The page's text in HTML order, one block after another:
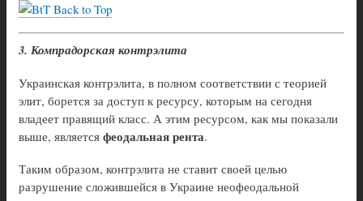
Back to Top
3. Компрадорская контрэлита
Украинская контрэлита, в полном соответствии с теорией
элит, борется за доступ к ресурсу, которым на сегодня
владеет правящий класс. А этим ресурсом, как мы показали
выше, является феодальная рента.
Таким образом, контрэлита не ставит своей целью
разрушение сложившейся в Украине неофеодальной